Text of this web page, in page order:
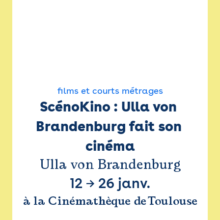
films et courts métrages
ScénoKino : Ulla von
Brandenburg fait son
cinéma
Ulla von Brandenburg
12 → 26 janv.
à la Cinémathèque de Toulouse